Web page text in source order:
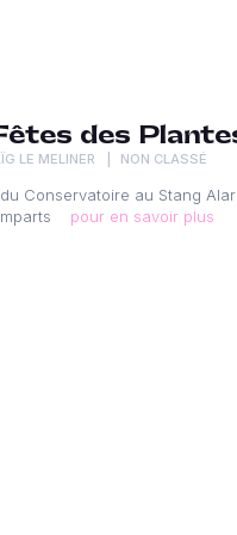
des
LE MELINER NON CLASSÉ
Conservatoire au Stang
pour en savoir plus